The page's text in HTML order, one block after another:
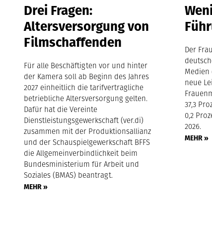
Drei Fragen:
Altersversorgung von
Filmschaffenden
Für alle Beschäftigten vor und hinter
der Kamera soll ab Beginn des Jahres
2027 einheitlich die tarifvertragliche
betriebliche Altersversorgung gelten.
Dafür hat die Vereinte
Dienstleistungsgewerkschaft (ver.di)
zusammen mit der Produktionsallianz
und der Schauspielgewerkschaft BFFS
die Allgemeinverbindlichkeit beim
Bundesministerium für Arbeit und
Soziales (BMAS) beantragt.
MEHR »
Der
Medien
neue
37,3
0,2
2026.
MEHR »